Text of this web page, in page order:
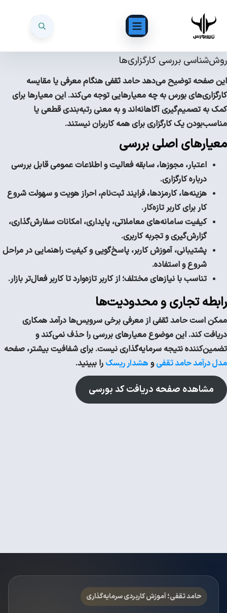
روش‌شناسی بررسی کارگزاری‌ها
این صفحه توضیح می‌دهد حامد ثقفی هنگام معرفی یا مقایسه
کارگزاری‌های بورس به چه معیارهایی توجه می‌کند. این معیارها برای
کمک به تصمیم‌گیری آگاهانه‌اند و به معنی رتبه‌بندی قطعی یا
مناسب‌بودن یک کارگزاری برای همه کاربران نیستند.
معیارهای اصلی بررسی
اعتبار، مجوزها، سابقه فعالیت و اطلاعات عمومی قابل بررسی
درباره کارگزاری.
هزینه‌ها، کارمزدها، فرایند ثبت‌نام، احراز هویت و سهولت شروع
کار برای کاربر تازه‌کار.
کیفیت سامانه‌های معاملاتی، پایداری، امکانات سفارش‌گذاری،
گزارش‌گیری و تجربه کاربری.
پشتیبانی، آموزش کاربر، پاسخ‌گویی و کیفیت راهنمایی در مراحل
شروع و استفاده.
تناسب با نیازهای مختلف؛ از کاربر تازه‌وارد تا کاربر فعال‌تر بازار.
رابطه تجاری و محدودیت‌ها
ممکن است حامد ثقفی از معرفی برخی سرویس‌ها درآمد همکاری
دریافت کند. این موضوع معیارهای بررسی را حذف نمی‌کند و
تضمین‌کننده نتیجه سرمایه‌گذاری نیست. برای شفافیت بیشتر، صفحه
مدل درآمد حامد ثقفیو هشدار ریسک را ببینید.
مشاهده صفحه دریافت کد بورسی
حامد ثقفی؛ آموزش کاربردی سرمایه‌گذاری